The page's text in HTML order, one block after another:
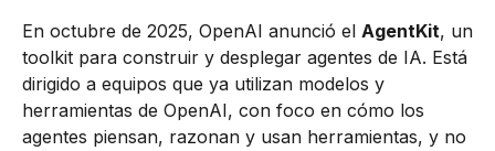
En octubre de 2025, OpenAI anunció el AgentKit, un
toolkit para construir y desplegar agentes de IA. Está
dirigido a equipos que ya utilizan modelos y
herramientas de OpenAI, con foco en cómo los
agentes piensan, razonan y usan herramientas, y no